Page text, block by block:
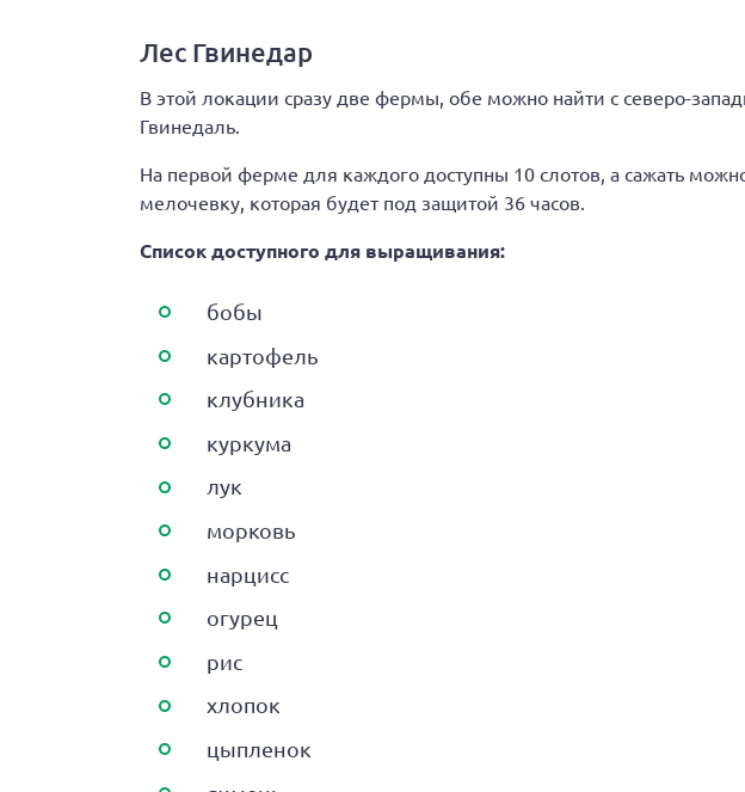
Лес Гвинедар
В этой локации сразу две фермы, обе можно найти с северо-
Гвинедаль.
На первой ферме для каждого доступны 10 слотов, а сажать
мелочевку, которая будет под защитой 36 часов.
Список доступного для выращивания:
бобы
картофель
клубника
куркума
лук
морковь
нарцисс
огурец
рис
хлопок
цыпленок